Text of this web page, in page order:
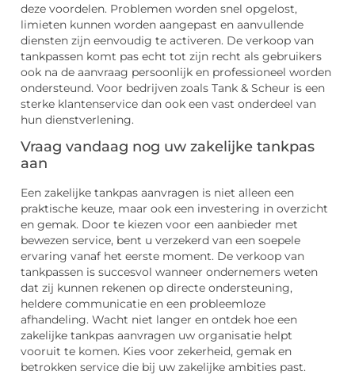
deze voordelen. Problemen worden snel opgelost,
limieten kunnen worden aangepast en aanvullende
diensten zijn eenvoudig te activeren. De verkoop van
tankpassen komt pas echt tot zijn recht als gebruikers
ook na de aanvraag persoonlijk en professioneel worden
ondersteund. Voor bedrijven zoals Tank & Scheur is een
sterke klantenservice dan ook een vast onderdeel van
hun dienstverlening.
Vraag vandaag nog uw zakelijke tankpas
aan
Een zakelijke tankpas aanvragen is niet alleen een
praktische keuze, maar ook een investering in overzicht
en gemak. Door te kiezen voor een aanbieder met
bewezen service, bent u verzekerd van een soepele
ervaring vanaf het eerste moment. De verkoop van
tankpassen is succesvol wanneer ondernemers weten
dat zij kunnen rekenen op directe ondersteuning,
heldere communicatie en een probleemloze
afhandeling. Wacht niet langer en ontdek hoe een
zakelijke tankpas aanvragen uw organisatie helpt
vooruit te komen. Kies voor zekerheid, gemak en
betrokken service die bij uw zakelijke ambities past.